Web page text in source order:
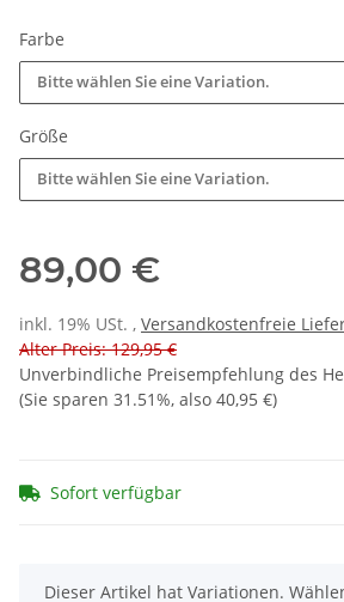
Farbe
Bitte wählen Sie eine Variation.
Größe
Bitte wählen Sie eine Variation.
89,00 €
inkl. 19% USt. , Versandkostenfreie
Alter Preis: 129,95 €
Unverbindliche Preisempfehlung des
(Sie sparen 31.51%, also 40,95 €)
Sofort verfügbar
x
Dieser Artikel hat Variationen.